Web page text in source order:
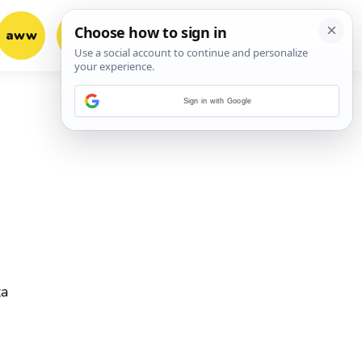
aww vrh! woot?!
Sign in with Google